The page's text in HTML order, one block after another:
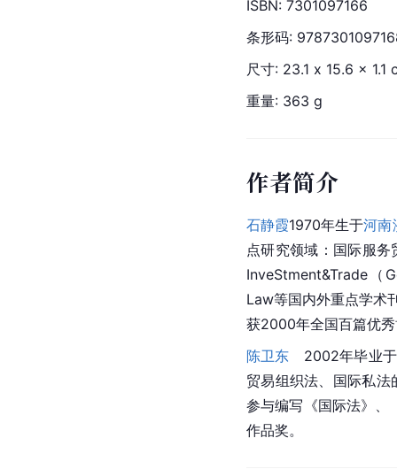
ISBN: 7301097166
条形码:
尺寸: 23.1 x 15.6 x 1.1
重量: 363 g
作者简介
石静霞1970年生于河南
点研究领域：国际服
InveStment&Trade（
Law等国内外重点学术
获2000年全国百篇优
陈卫东
2002年毕业于
贸易组织法、国际私
参与编写《国际法》、
作品奖。